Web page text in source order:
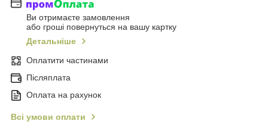
Ви отримаєте замовлення
або гроші повернуться на вашу картку
Детальніше
Оплатити частинами
Післяплата
Оплата на рахунок
Всі умови оплати